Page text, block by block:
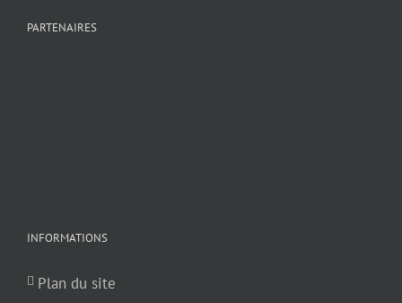
PARTENAIRES
INFORMATIONS
Plan du site